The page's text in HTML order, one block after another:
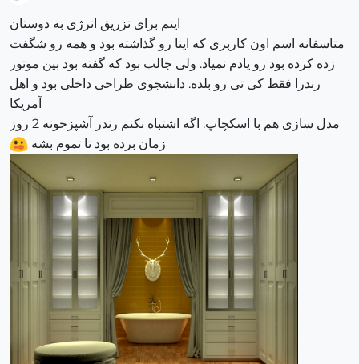
اینم برای تزریق انرژی به دوستان
متاسفانه اسم اون کاربری که اینا رو گذاشته بود و همه رو شگفت
زده کرده بود رو یادم نمیاد. ولی جالب بود که گفته بود بین موتور
رندرا فقط کی تی رو بلده. دانشجوی طراحی داخلی بود و اهل
آمریکا
مدل سازی هم با اسکچاپ. اگه اشتباه نکنم رندر آشپزخونه 2 روز
زمان برده بود تا تموم بشه